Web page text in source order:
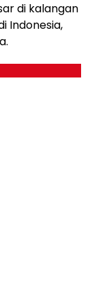
di kalangan
Indonesia,